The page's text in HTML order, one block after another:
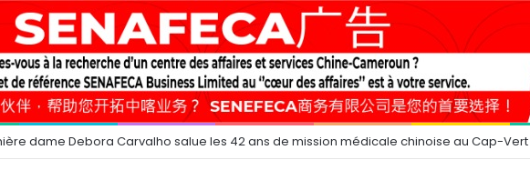
dame Debora Carvalho salue les 42 ans de mission médicale chinoise au Cap-Vert